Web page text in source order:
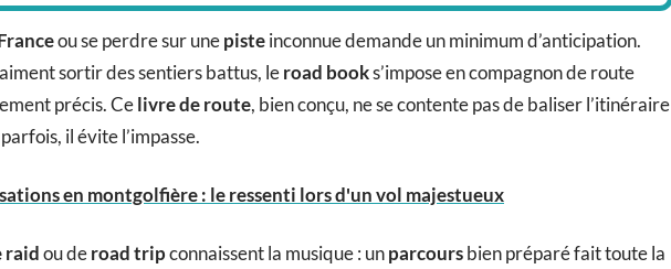
ou se perdre sur unepisteinconnue demande un minimum d’anticipation.
sortir des sentiers battus, leroad books’impose en compagnon de route
précis. Celivre de route, bien conçu, ne se contente pas de baliser l’itinéraire
il évite l’impasse.
en montgolfière : le ressenti lors d'un vol majestueux
raidou deroad tripconnaissent la musique : unparcoursbien préparé fait toute la